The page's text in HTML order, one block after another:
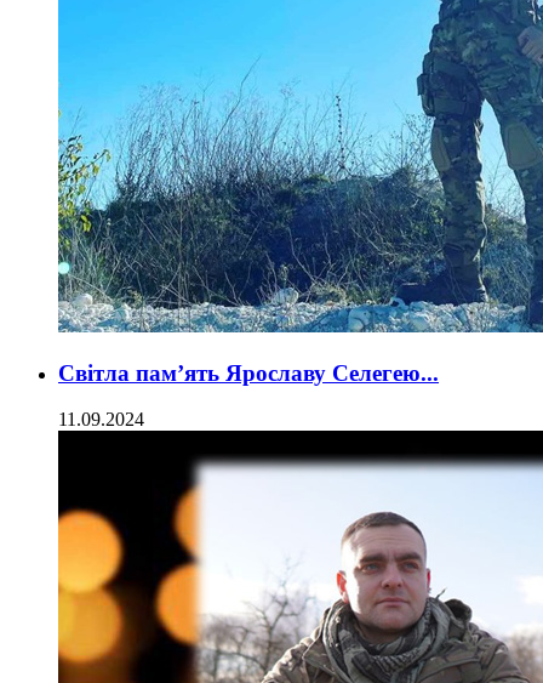
Світла пам’ять Ярославу Селегею...
11.09.2024